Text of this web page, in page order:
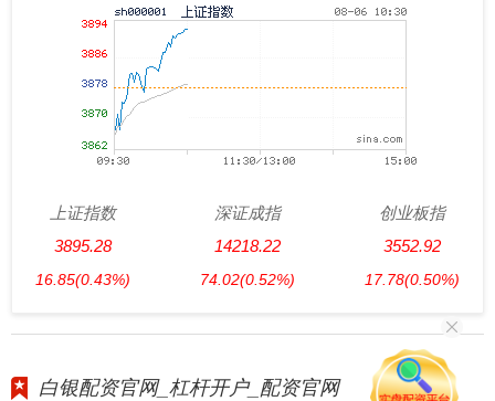
上证指数
3895.28
16.85(0.43%)
深证成指
14218.22
74.02(0.52%)
创业板指
3552.92
17.78(0.50%)
白银配资官网_杠杆开户_配资官网